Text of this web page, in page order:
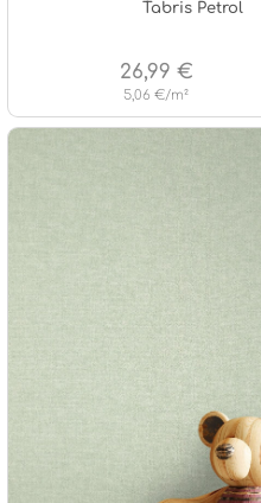
Tabris Petrol
5,06 €/m²
26,99 €